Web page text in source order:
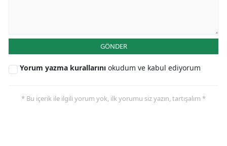
GÖNDER
Yorum yazma kurallarını okudum ve kabul ediyorum
* Bu içerik ile ilgili yorum yok, ilk yorumu siz yazın, tartışalım *